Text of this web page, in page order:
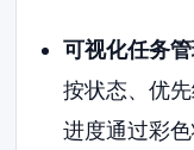
可视化任务
按状态、优
进度通过彩